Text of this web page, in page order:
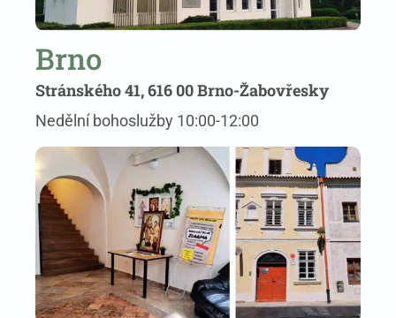
Brno
Stránského 41, 616 00 Brno-Žabovřesky
Nedělní bohoslužby 10:00-12:00